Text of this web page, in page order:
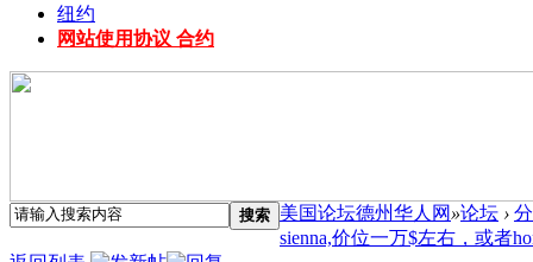
纽约
网站使用协议 合约
搜索 美国论坛德州华人网 »论坛 ›
sienna,价位一万$左右，或者